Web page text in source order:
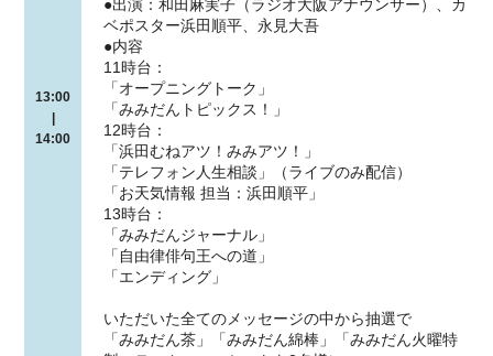
13:00
14:00
●出演：和田麻実子（ラジオ大阪アナウンサー）、カ
ベポスター浜田順平、永見大吾
●内容
11時台：
「オープニングトーク」
「みみだんトピックス！」
12時台：
「浜田むねアツ！みみアツ！」
「テレフォン人生相談」（ライブのみ配信）
「お天気情報 担当：浜田順平」
13時台：
「みみだんジャーナル」
「自由律俳句王への道」
「エンディング」
いただいた全てのメッセージの中から抽選で
「みみだん茶」「みみだん綿棒」「みみだん火曜特